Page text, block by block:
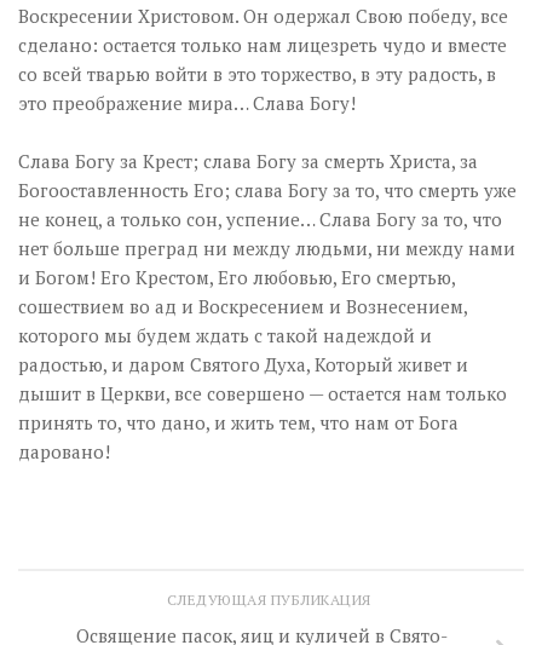
Воскресении Христовом. Он одержал Свою победу, все
сделано: остается только нам лицезреть чудо и вместе
со всей тварью войти в это торжество, в эту радость, в
это преображение мира… Слава Богу!
Слава Богу за Крест; слава Богу за смерть Христа, за
Богооставленность Его; слава Богу за то, что смерть уже
не конец, а только сон, успение… Слава Богу за то, что
нет больше преград ни между людьми, ни между нами
и Богом! Его Крестом, Его любовью, Его смертью,
сошествием во ад и Воскресением и Вознесением,
которого мы будем ждать с такой надеждой и
радостью, и даром Святого Духа, Который живет и
дышит в Церкви, все совершено — остается нам только
принять то, что дано, и жить тем, что нам от Бога
даровано!
СЛЕДУЮЩАЯ ПУБЛИКАЦИЯ
Освящение пасок, яиц и куличей в Свято-